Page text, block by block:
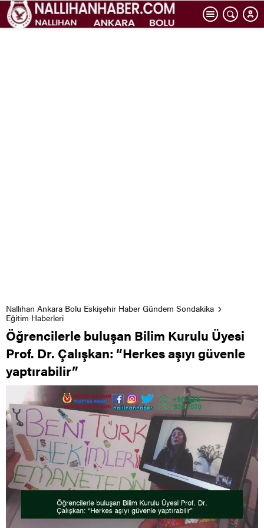
Nallıhan Ankara Bolu Eskişehir Haber Gündem Sondakika
Eğitim Haberleri
Öğrencilerle buluşan Bilim Kurulu Üyesi
Prof. Dr. Çalışkan: “Herkes aşıyı güvenle
yaptırabilir”